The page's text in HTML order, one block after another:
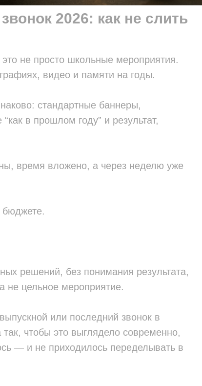
2026: как не слить
не просто школьные мероприятия.
видео и памяти на годы.
стандартные баннеры,
в прошлом году” и результат,
время вложено, а через неделю уже
бюджете.
решений, без понимания результата,
не цельное мероприятие.
или последний звонок в
чтобы это выглядело современно,
— и не приходилось переделывать в